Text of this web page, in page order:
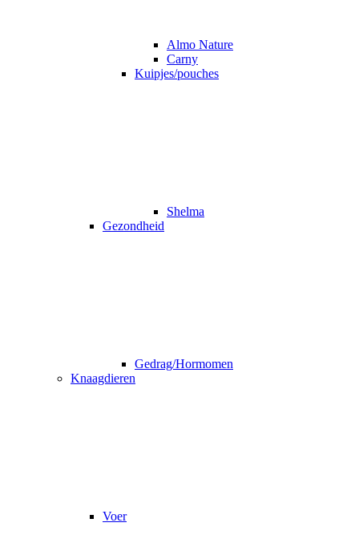
Almo Nature
Carny
Kuipjes/pouches
Shelma
Gezondheid
Gedrag/Hormomen
Knaagdieren
Voer